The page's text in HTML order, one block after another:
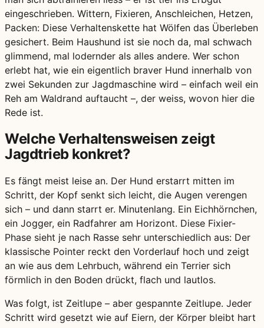
eingeschrieben. Wittern, Fixieren, Anschleichen, Hetzen,
Packen: Diese Verhaltenskette hat Wölfen das Überleben
gesichert. Beim Haushund ist sie noch da, mal schwach
glimmend, mal lodernder als alles andere. Wer schon
erlebt hat, wie ein eigentlich braver Hund innerhalb von
zwei Sekunden zur Jagdmaschine wird – einfach weil ein
Reh am Waldrand auftaucht –, der weiss, wovon hier die
Rede ist.
Welche Verhaltensweisen zeigt
Jagdtrieb konkret?
Es fängt meist leise an. Der Hund erstarrt mitten im
Schritt, der Kopf senkt sich leicht, die Augen verengen
sich – und dann starrt er. Minutenlang. Ein Eichhörnchen,
ein Jogger, ein Radfahrer am Horizont. Diese Fixier-
Phase sieht je nach Rasse sehr unterschiedlich aus: Der
klassische Pointer reckt den Vorderlauf hoch und zeigt
an wie aus dem Lehrbuch, während ein Terrier sich
förmlich in den Boden drückt, flach und lautlos.
Was folgt, ist Zeitlupe – aber gespannte Zeitlupe. Jeder
Schritt wird gesetzt wie auf Eiern, der Körper bleibt hart